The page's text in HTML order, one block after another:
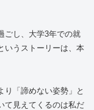
ごし、大学3年での就
いうストーリーは、本
り「諦めない姿勢」と
て見えてくるのは私だ